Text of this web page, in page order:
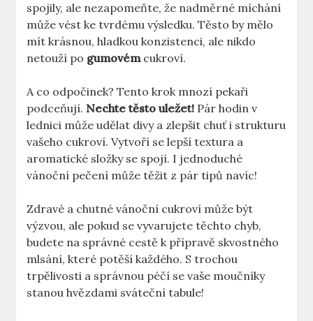
spojily, ale nezapomeňte, že nadměrné míchání
může vést ke tvrdému výsledku. Těsto by mělo
mít krásnou, hladkou konzistenci, ale nikdo
netouží po gumovémcukroví.
A co odpočinek? Tento krok mnozí pekaři
podceňují. Nechte těsto uležet! Pár hodin v
lednici může udělat divy a zlepšit chuť i strukturu
vašeho cukroví. Vytvoří se lepší textura a
aromatické složky se spojí. I jednoduché
vánoční pečení může těžit z pár tipů navíc!
Zdravé a chutné vánoční cukroví může být
výzvou, ale pokud se vyvarujete těchto chyb,
budete na správné cestě k přípravě skvostného
mlsání, které potěší každého. S trochou
trpělivosti a správnou péčí se vaše moučníky
stanou hvězdami sváteční tabule!